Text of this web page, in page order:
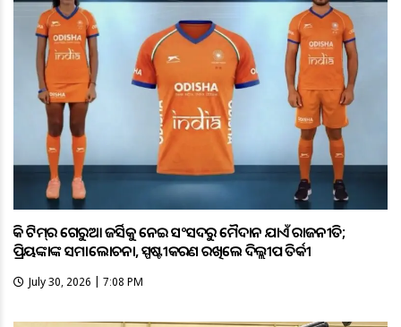
ହକି ଟିମ୍‌ର ଗେରୁଆ ଜର୍ସିକୁ ନେଇ ସଂସଦରୁ ମୈଦାନ ଯାଏଁ ରାଜନୀତି;
ପ୍ରିୟଙ୍କାଙ୍କ ସମାଲୋଚନା, ସ୍ପଷ୍ଟୀକରଣ ରଖିଲେ ଦିଲ୍ଲୀପ ତିର୍କୀ
July 30, 2026 | 7:08 PM